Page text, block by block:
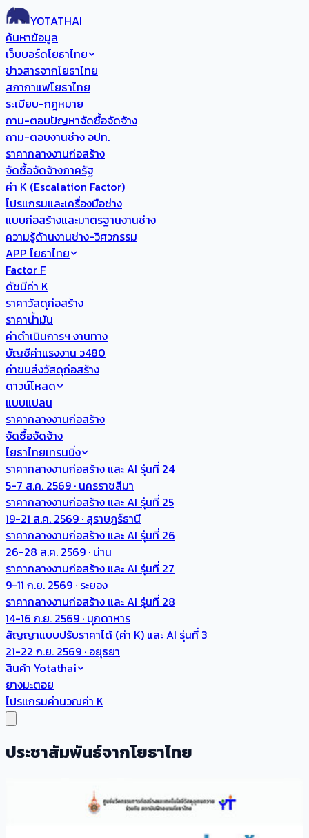
YOTATHAI
ค้นหาข้อมูล
เว็บบอร์ดโยธาไทย
ข่าวสารจากโยธาไทย
สภากาแฟโยธาไทย
ระเบียบ-กฎหมาย
ถาม-ตอบปัญหาจัดซื้อจัดจ้าง
ถาม-ตอบงานช่าง อปท.
ราคากลางงานก่อสร้าง
จัดซื้อจัดจ้างภาครัฐ
ค่า K (Escalation Factor)
โปรแกรมและเครื่องมือช่าง
แบบก่อสร้างและมาตรฐานงานช่าง
ความรู้ด้านงานช่าง-วิศวกรรม
APP โยธาไทย
Factor F
ดัชนีค่า K
ราคาวัสดุก่อสร้าง
ราคาน้ำมัน
ค่าดำเนินการฯ งานทาง
บัญชีค่าแรงงาน ว480
ค่าขนส่งวัสดุก่อสร้าง
ดาวน์โหลด
แบบแปลน
ราคากลางงานก่อสร้าง
จัดซื้อจัดจ้าง
โยธาไทยเทรนนิ่ง
ราคากลางงานก่อสร้าง และ AI รุ่นที่ 24
5-7 ส.ค. 2569 · นครราชสีมา
ราคากลางงานก่อสร้าง และ AI รุ่นที่ 25
19-21 ส.ค. 2569 · สุราษฎร์ธานี
ราคากลางงานก่อสร้าง และ AI รุ่นที่ 26
26-28 ส.ค. 2569 · น่าน
ราคากลางงานก่อสร้าง และ AI รุ่นที่ 27
9-11 ก.ย. 2569 · ระยอง
ราคากลางงานก่อสร้าง และ AI รุ่นที่ 28
14-16 ก.ย. 2569 · มุกดาหาร
สัญญาแบบปรับราคาได้ (ค่า K) และ AI รุ่นที่ 3
21-22 ก.ย. 2569 · อยุธยา
สินค้า Yotathai
ยางมะตอย
โปรแกรมคำนวณค่า K
ประชาสัมพันธ์จากโยธาไทย